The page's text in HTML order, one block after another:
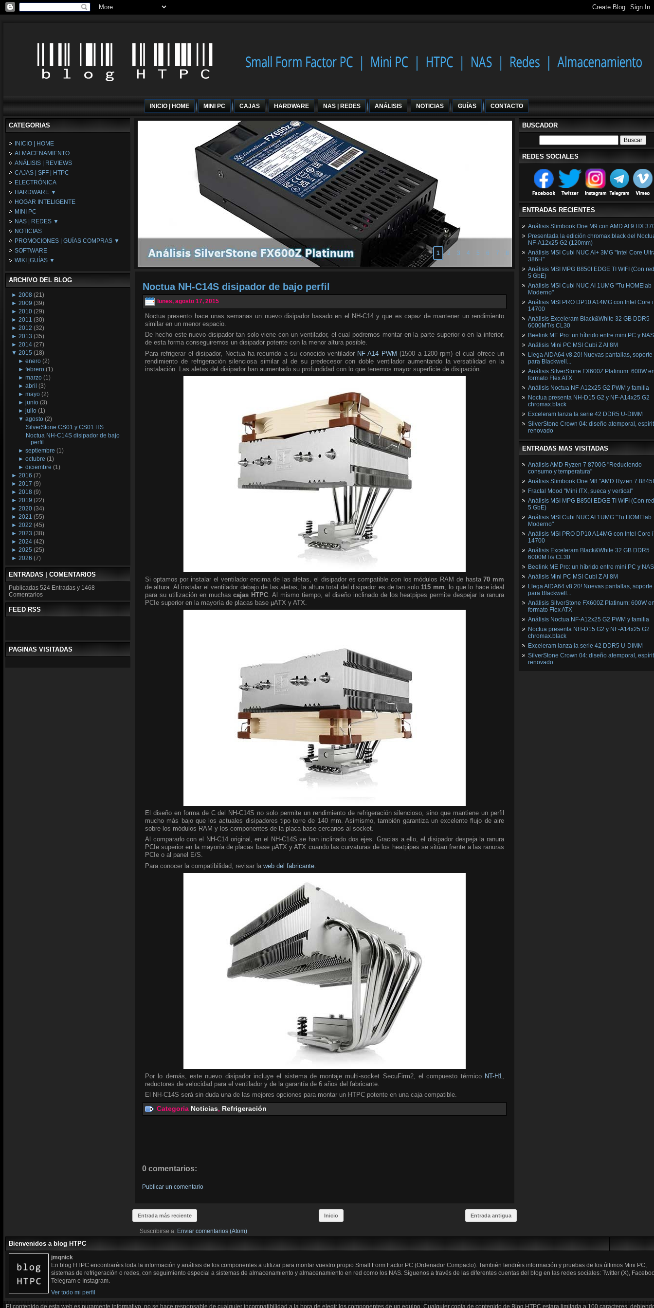
INICIO | HOME MINI PC CAJAS HARDWARE NAS | REDES ANÁLISIS NOTICIAS GUÍAS CONTACTO
CATEGORIAS
INICIO | HOME
ALMACENAMIENTO
ANÁLISIS | REVIEWS
CAJAS | SFF | HTPC
ELECTRÓNICA
HARDWARE ▼
Fuentes de Alimentación
Memória RAM
Placas Base
Procesadores
Periféricos
Refrigeración
Tarjetas Gráficas
HOGAR INTELIGENTE
MINI PC
NAS | REDES ▼
NAS
Espacio Synology
Redes
NOTICIAS
PROMOCIONES | GUÍAS COMPRAS ▼
Configuraciones Ordenadores
Guías de Compras
SOFTWARE
WIKI |GUÍAS ▼
Wikipedia
ARCHIVO DEL BLOG
► 2008 (21)
► 2009 (39)
► 2010 (29)
► 2011 (30)
► 2012 (32)
► 2013 (35)
► 2014 (27)
▼ 2015 (18)
►enero (2)
►febrero (1)
►marzo (1)
►abril (3)
►mayo (2)
►junio (3)
►julio (1)
▼agosto (2)
SilverStone CS01 y CS01 HS
Noctua NH-C14S disipador de bajo
perfil
►septiembre (1)
►octubre (1)
►diciembre (1)
► 2016 (7)
► 2017 (9)
► 2018 (9)
► 2019 (22)
► 2020 (34)
► 2021 (55)
► 2022 (45)
► 2023 (38)
► 2024 (42)
► 2025 (25)
► 2026 (7)
ENTRADAS | COMENTARIOS
Publicadas 524 Entradas y 1468
Comentarios
FEED RSS
PAGINAS VISITADAS
1 2 3 4 5 6 7 8
Noctua NH-C14S disipador de bajo perfil
lunes, agosto 17, 2015
Noctua presento hace unas semanas un nuevo disipador basado en el NH-C14 y que es capaz de mantener un rendimiento
similar en un menor espacio.
De hecho este nuevo disipador tan solo viene con un ventilador, el cual podremos montar en la parte superior o en la inferior,
de esta forma conseguiremos un disipador potente con la menor altura posible.
Para refrigerar el disipador, Noctua ha recurrido a su conocido ventilador NF-A14 PWM (1500 a 1200 rpm) el cual ofrece un
rendimiento de refrigeración silenciosa similar al de su predecesor con doble ventilador aumentando la versatilidad en la
instalación. Las aletas del disipador han aumentado su profundidad con lo que tenemos mayor superficie de disipación.
Si optamos por instalar el ventilador encima de las aletas, el disipador es compatible con los módulos RAM de hasta70 mm
de altura. Al instalar el ventilador debajo de las aletas, la altura total del disipador es de tan solo 115 mm , lo que lo hace ideal
para su utilización en muchascajas HTPC . Al mismo tiempo, el diseño inclinado de los heatpipes permite despejar la ranura
PCIe superior en la mayoría de placas base µATX y ATX.
El diseño en forma de C del NH-C14S no solo permite un rendimiento de refrigeración silencioso, sino que mantiene un perfil
mucho más bajo que los actuales disipadores tipo torre de 140 mm. Asimismo, también garantiza un excelente flujo de aire
sobre los módulos RAM y los componentes de la placa base cercanos al socket.
Al compararlo con el NH-C14 original, en el NH-C14S se han inclinado dos ejes. Gracias a ello, el disipador despeja la ranura
PCIe superior en la mayoría de placas base µATX y ATX cuando las curvaturas de los heatpipes se sitúan frente a las ranuras
PCIe o al panel E/S.
Para conocer la compatibilidad, revisar la web del fabricante
Por lo demás, este nuevo disipador incluye el sistema de montaje multi-socket SecuFirm2, el compuesto térmico NT-H1
reductores de velocidad para el ventilador y de la garantía de 6 años del fabricante.
El NH-C14S será sin duda una de las mejores opciones para montar un HTPC potente en una caja compatible.
Categoria Noticias, Refrigeración
0 comentarios:
Publicar un comentario
Entrada más reciente Entrada antigua
Inicio
Suscribirse a: Enviar comentarios (Atom)
BUSCADOR
REDES SOCIALES
ENTRADAS RECIENTES
Análisis Slimbook One M9 con AMD AI 9 HX
Presentada la edición chromax.black del
NF‑A12x25 G2 (120mm)
Análisis MSI Cubi NUC AI+ 3MG "Intel Core
386H"
Análisis MSI MPG B850I EDGE TI WIFI (Con
5 GbE)
Análisis MSI Cubi NUC AI 1UMG "Tu HOMElab
Moderno"
Análisis MSI PRO DP10 A14MG con Intel Core
14700
Análisis Exceleram Black&White 32 GB DDR5
6000MT/s CL30
Beelink ME Pro: un híbrido entre mini PC y NAS
Análisis Mini PC MSI Cubi Z AI 8M
Llega AIDA64 v8.20! Nuevas pantallas, soporte
para Blackwell...
Análisis SilverStone FX600Z Platinum: 600W
formato Flex ATX
Análisis Noctua NF-A12x25 G2 PWM y familia
Noctua presenta NH-D15 G2 y NF-A14x25 G2
chromax.black
Exceleram lanza la serie 42 DDR5 U-DIMM
SilverStone Crown 04: diseño atemporal,
renovado
ENTRADAS MAS VISITADAS
Análisis AMD Ryzen 7 8700G "Reduciendo
consumo y temperatura"
Análisis Slimbook One M8 "AMD Ryzen 7
Fractal Mood "Mini ITX, sueca y vertical"
Análisis MSI MPG B850I EDGE TI WIFI (Con
5 GbE)
Análisis MSI Cubi NUC AI 1UMG "Tu HOMElab
Moderno"
Análisis MSI PRO DP10 A14MG con Intel Core
14700
Análisis Exceleram Black&White 32 GB DDR5
6000MT/s CL30
Beelink ME Pro: un híbrido entre mini PC y NAS
Análisis Mini PC MSI Cubi Z AI 8M
Llega AIDA64 v8.20! Nuevas pantallas, soporte
para Blackwell...
Análisis SilverStone FX600Z Platinum: 600W
formato Flex ATX
Análisis Noctua NF-A12x25 G2 PWM y familia
Noctua presenta NH-D15 G2 y NF-A14x25 G2
chromax.black
Exceleram lanza la serie 42 DDR5 U-DIMM
SilverStone Crown 04: diseño atemporal,
renovado
Bienvenidos a blog HTPC
jmqnick
En blog HTPC encontraréis toda la información y análisis de los componentes a utilizar para montar vuestro propio Small Form Factor PC (Ordenador Compacto). También tendréis información y pruebas de los últimos Mini PC,
sistemas de refrigeración o redes, con seguimiento especial a sistemas de almacenamiento y almacenamiento en red como los NAS. Síguenos a través de las diferentes cuentas del blog en las redes sociales: Twitter (X),
Telegram e Instagram.
Ver todo mi perfil
El contenido de esta web es puramente informativo, no se hace responsable de cualquier incompatibilidad a la hora de elegir los componentes de un equipo. Cualquier copia de contenido de Blog HTPC estara limitada a 100 caracteres,